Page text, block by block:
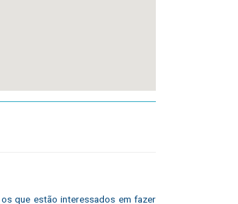
que estão interessados ​​em fazer